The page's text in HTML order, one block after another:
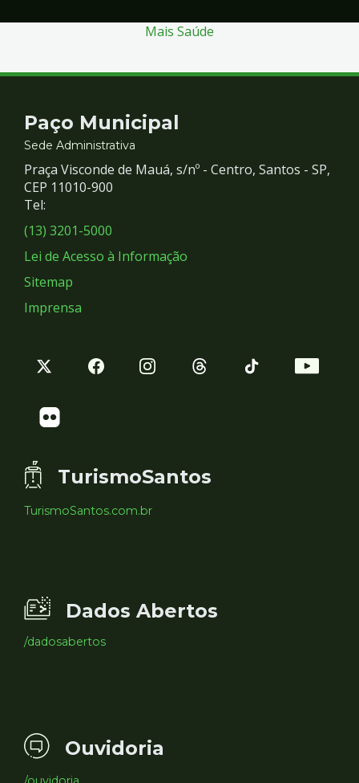
Mais Saúde
Contato
e
Redes
Sociais
Paço Municipal
Sede Administrativa
Praça Visconde de Mauá, s/nº - Centro, Santos - SP,
CEP 11010-900
Tel:
(13) 3201-5000
Lei de Acesso à Informação
Sitemap
Imprensa
TurismoSantos
TurismoSantos.com.br
Dados Abertos
/dadosabertos
Ouvidoria